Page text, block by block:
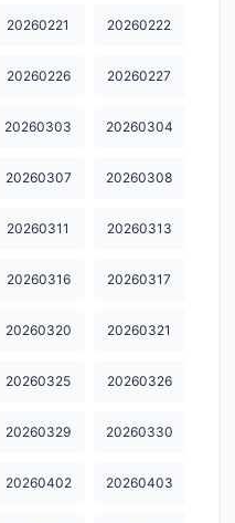
20260221 20260222
20260226 20260227
20260303 20260304
20260307 20260308
20260311 20260313
20260316 20260317
20260320 20260321
20260325 20260326
20260329 20260330
20260402 20260403